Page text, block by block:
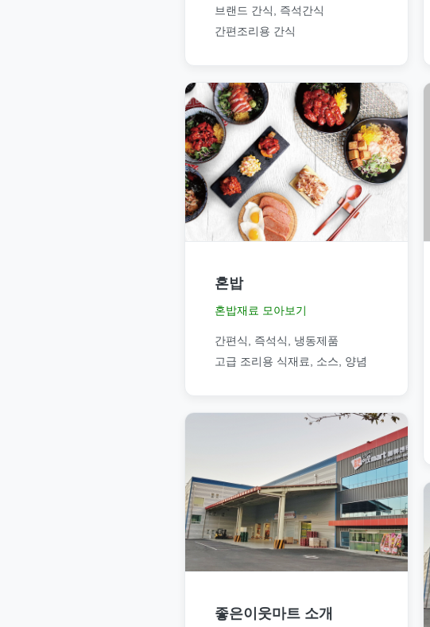
브랜드 간식, 즉석간식
간편조리용 간식
혼밥
혼밥재료 모아보기
간편식, 즉석식, 냉동제품
고급 조리용 식재료, 소스, 양념
좋은이웃마트 소개